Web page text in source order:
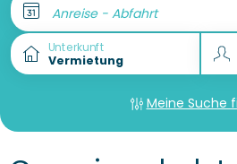
Anreise - Abfahrt
Unterkunft
Meine Suche